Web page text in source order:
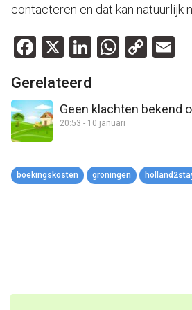
contacteren en dat kan natuurlijk
Facebook
X LinkedIn
Copy
Gerelateerd
Geen klachten bekend
20:53 - 10 januari
boekingskosten groningen